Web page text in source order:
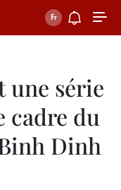
série
cadre du
Dinh